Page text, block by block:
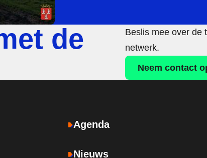
de
Beslis mee over de
netwerk.
Neem contact
Agenda
Nieuws